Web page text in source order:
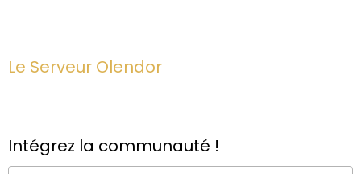
Le Serveur Olendor
Intégrez la communauté !